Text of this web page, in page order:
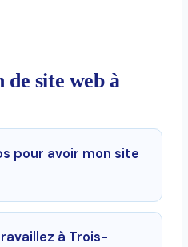
site web à
pour avoir mon site
à Trois-